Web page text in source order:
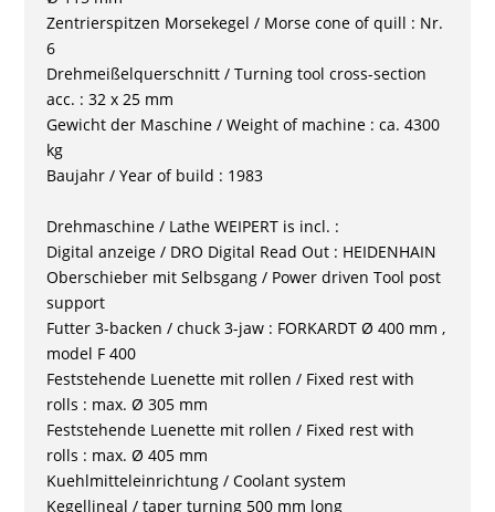
Zentrierspitzen Morsekegel / Morse cone of quill : Nr.
6
Drehmeißelquerschnitt / Turning tool cross-section
acc. : 32 x 25 mm
Gewicht der Maschine / Weight of machine : ca. 4300
kg
Baujahr / Year of build : 1983
Drehmaschine / Lathe WEIPERT is incl. :
Digital anzeige / DRO Digital Read Out : HEIDENHAIN
Oberschieber mit Selbsgang / Power driven Tool post
support
Futter 3-backen / chuck 3-jaw : FORKARDT Ø 400 mm ,
model F 400
Feststehende Luenette mit rollen / Fixed rest with
rolls : max. Ø 305 mm
Feststehende Luenette mit rollen / Fixed rest with
rolls : max. Ø 405 mm
Kuehlmitteleinrichtung / Coolant system
Kegellineal / taper turning 500 mm long